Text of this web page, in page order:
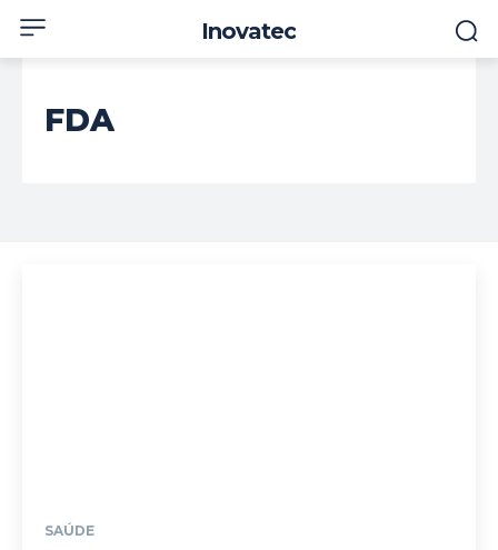
Inovatec
FDA
SAÚDE